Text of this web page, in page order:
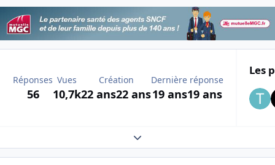
Réponses
56
Vues
10,7k
Création
22 ans22 ans
Dernière réponse
19 ans19 ans
Les
Expand topic overview